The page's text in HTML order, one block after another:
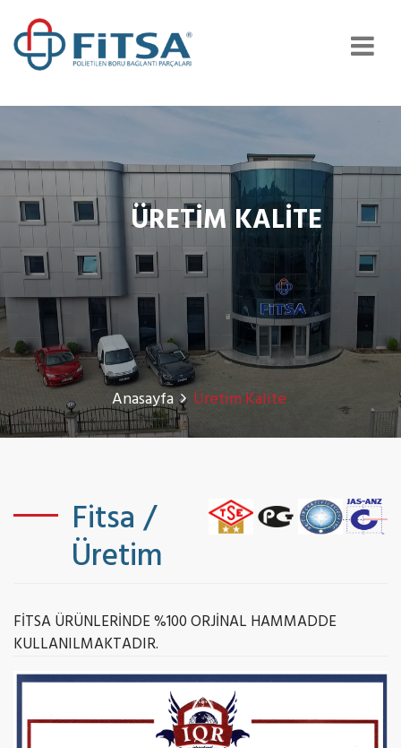
ÜRETIM KALITE
Anasayfa Üretim Kalite
Fitsa /
Üretim
FİTSA ÜRÜNLERİNDE %100 ORJİNAL HAMMADDE
KULLANILMAKTADIR.